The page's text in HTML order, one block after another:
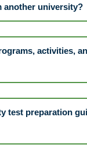
another university?
activities,
test preparation